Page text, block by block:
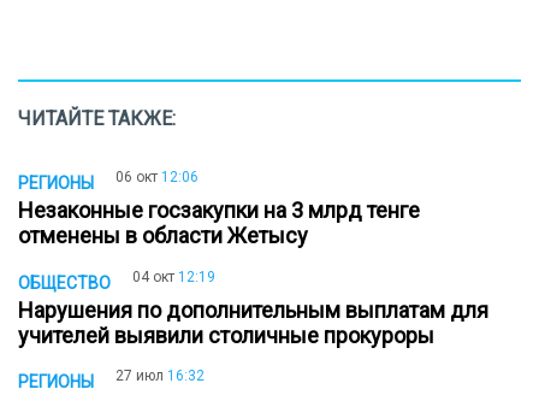
ЧИТАЙТЕ ТАКЖЕ:
РЕГИОНЫ 06 окт 12:06
Незаконные госзакупки на 3 млрд тенге
отменены в области Жетысу
ОБЩЕСТВО 04 окт 12:19
Нарушения по дополнительным выплатам для
учителей выявили столичные прокуроры
РЕГИОНЫ 27 июл 16:32